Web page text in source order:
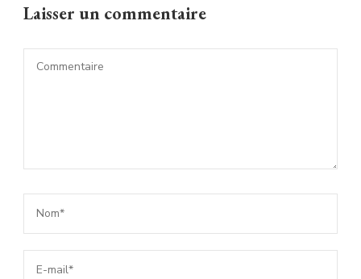
Laisser un commentaire